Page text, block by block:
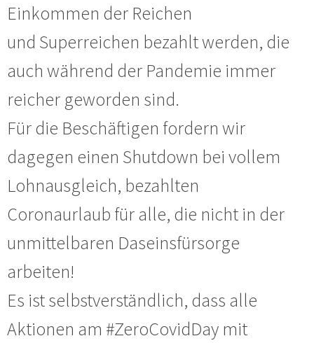
Einkommen der Reichen
und Superreichen bezahlt werden, die
auch während der Pandemie immer
reicher geworden sind.
Für die Beschäftigen fordern wir
dagegen einen Shutdown bei vollem
Lohnausgleich, bezahlten
Coronaurlaub für alle, die nicht in der
unmittelbaren Daseinsfürsorge
arbeiten!
Es ist selbstverständlich, dass alle
Aktionen am #ZeroCovidDay mit